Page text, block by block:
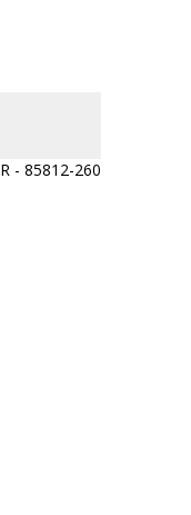
- 85812-260